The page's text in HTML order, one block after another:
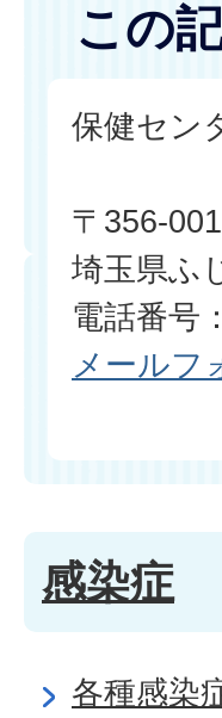
この
保健セン
〒356-
埼玉県ふ
電話番号
メールフ
感染症
各種感染